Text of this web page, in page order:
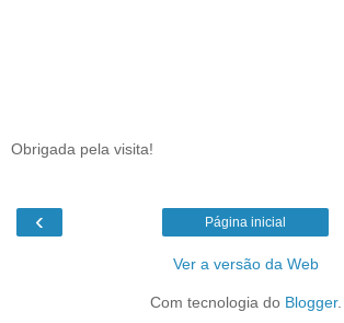
Obrigada pela visita!
‹ Página inicial
Ver a versão da Web
Com tecnologia do Blogger.